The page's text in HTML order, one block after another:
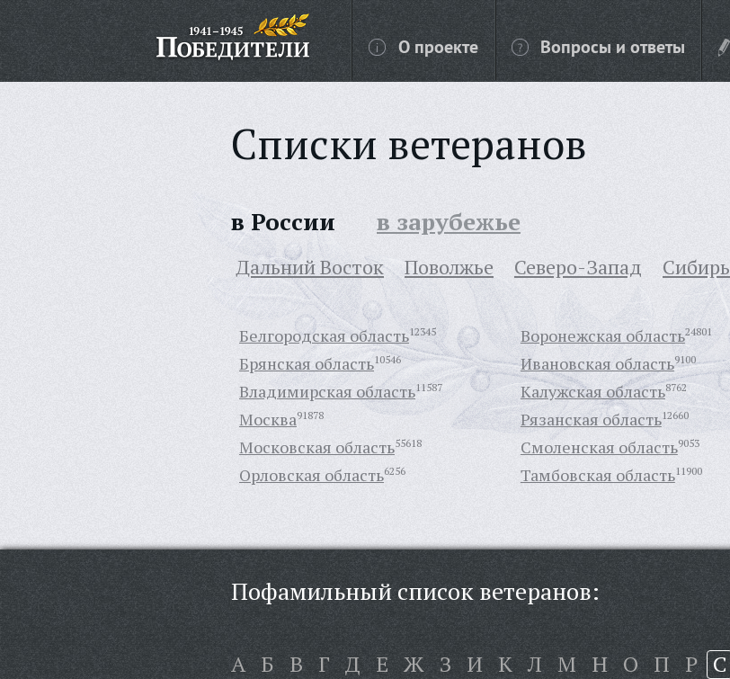
О проекте Вопросы и ответы
Списки ветеранов
в России в зарубежье
Дальний Восток Поволжье Северо-Запад Сибирь
Белгородская область12345
Брянская область10546
Владимирская область11587
Воронежская область24801
Ивановская область9100
Калужская область8762
Москва91878
Московская область55618
Орловская область6256
Рязанская область12660
Смоленская область9053
Тамбовская область11900
Пофамильный список ветеранов:
А Б В Г Д Е Ж З И К Л М Н О П Р С